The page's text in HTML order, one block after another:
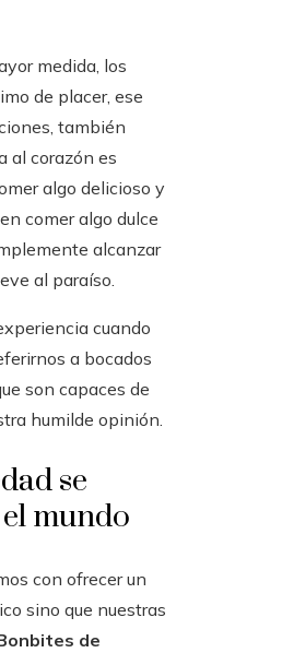
medida, los
de placer, ese
también
al corazón es
algo delicioso y
comer algo dulce
alcanzar
al paraíso.
cuando
a bocados
son capaces de
humilde opinión.
se
mundo
con ofrecer un
sino que nuestras
de